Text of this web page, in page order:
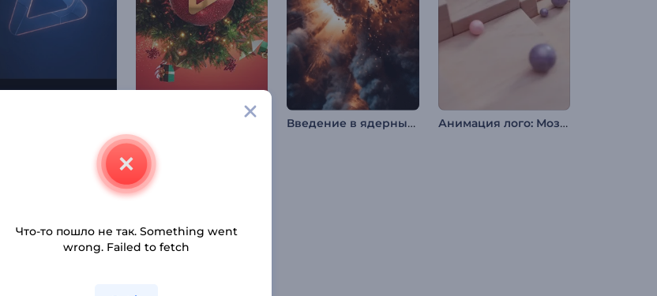
Введение в ядерный взрыв Анимация лого: Мозаичная плоскость
Что-то пошло не так. Something went
wrong. Failed to fetch